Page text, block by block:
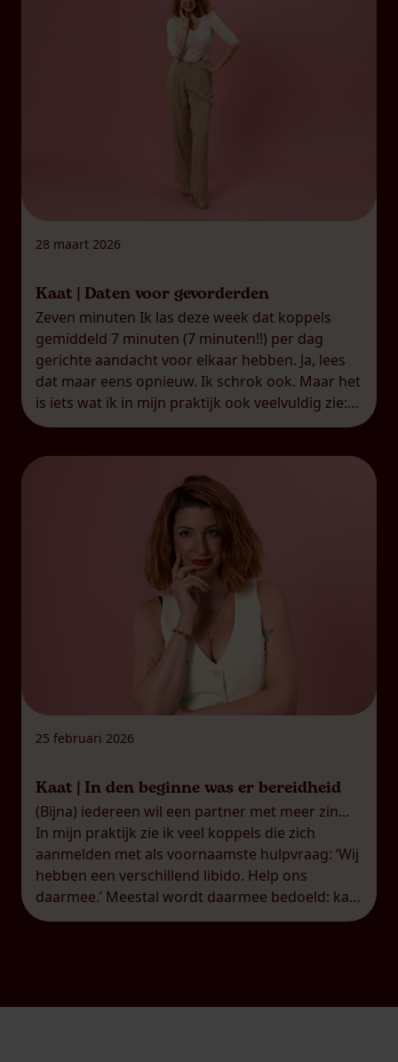
28 maart 2026
Kaat | Daten voor gevorderden
Zeven minuten Ik las deze week dat koppels
gemiddeld 7 minuten (7 minuten!!) per dag
gerichte aandacht voor elkaar hebben. Ja, lees
dat maar eens opnieuw. Ik schrok ook. Maar het
is iets wat ik in mijn praktijk ook veelvuldig zie:
koppels die een zogenaamde
25 februari 2026
Kaat | In den beginne was er bereidheid
(Bijna) iedereen wil een partner met meer zin…
In mijn praktijk zie ik veel koppels die zich
aanmelden met als voornaamste hulpvraag: ‘Wij
hebben een verschillend libido. Help ons
daarmee.’ Meestal wordt daarmee bedoeld: kan
je de partner met het laagste libido meer zin